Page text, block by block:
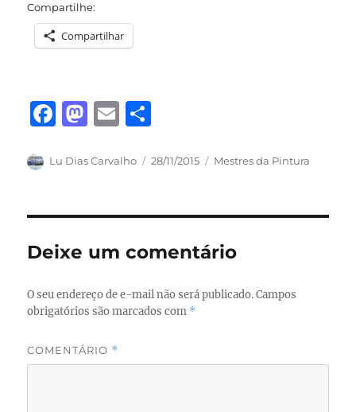
Compartilhe:
Compartilhar
F
c
b
o
o
k
M
st
d
o
n
E
ai a
Autor
Lu Dias Carvalho
Publicado
28/11/2015 Categorias
Mestres da Pintura
Deixe um comentário
O seu endereço de e-mail não será publicado. Campos
obrigatórios são marcados com *
COMENTÁRIO *